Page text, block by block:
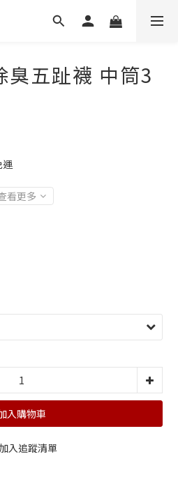
臭五趾襪 中筒3
運
看更多
入購物車
加入追蹤清單